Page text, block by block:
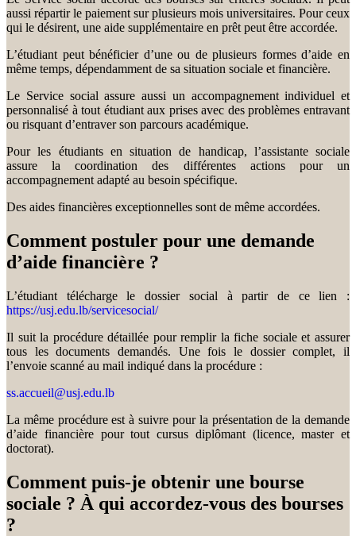
aussi répartir le paiement sur plusieurs mois universitaires. Pour ceux
qui le désirent, une aide supplémentaire en prêt peut être accordée.
L’étudiant peut bénéficier d’une ou de plusieurs formes d’aide en
même temps, dépendamment de sa situation sociale et financière.
Le Service social assure aussi un accompagnement individuel et
personnalisé à tout étudiant aux prises avec des problèmes entravant
ou risquant d’entraver son parcours académique.
Pour les étudiants en situation de handicap, l’assistante sociale
assure la coordination des différentes actions pour un
accompagnement adapté au besoin spécifique.
Des aides financières exceptionnelles sont de même accordées.
Comment postuler pour une demande
d’aide financière ?
L’étudiant télécharge le dossier social à partir de ce lien :
https://usj.edu.lb/servicesocial/
Il suit la procédure détaillée pour remplir la fiche sociale et assurer
tous les documents demandés. Une fois le dossier complet, il
l’envoie scanné au mail indiqué dans la procédure :
ss.accueil@usj.edu.lb
La même procédure est à suivre pour la présentation de la demande
d’aide financière pour tout cursus diplômant (licence, master et
doctorat).
Comment puis-je obtenir une bourse
sociale ? À qui accordez-vous des bourses
?